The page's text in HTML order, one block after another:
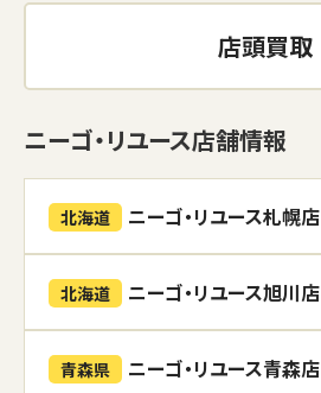
店頭買取
ニーゴ・リユース店舗情報
北海道 ニーゴ・リユース札幌店
北海道 ニーゴ・リユース旭川店
青森県 ニーゴ・リユース青森店